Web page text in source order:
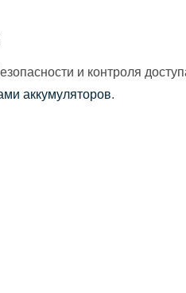
и контроля
аккумуляторов.